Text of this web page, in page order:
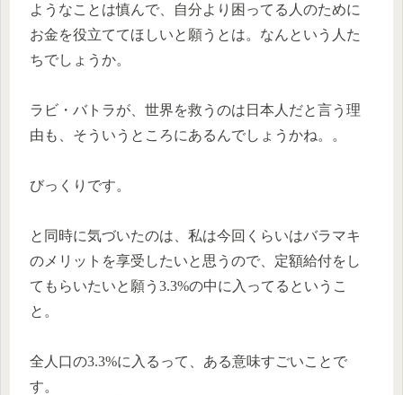
ようなことは慎んで、自分より困ってる人のために
お金を役立ててほしいと願うとは。なんという人た
ちでしょうか。
ラビ・バトラが、世界を救うのは日本人だと言う理
由も、そういうところにあるんでしょうかね。。
びっくりです。
と同時に気づいたのは、私は今回くらいはバラマキ
のメリットを享受したいと思うので、定額給付をし
てもらいたいと願う3.3%の中に入ってるというこ
と。
全人口の3.3%に入るって、ある意味すごいことで
す。